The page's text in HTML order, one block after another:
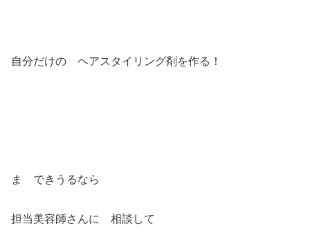
自分だけの ヘアスタイリング剤を作る！
ま できうるなら
担当美容師さんに 相談して